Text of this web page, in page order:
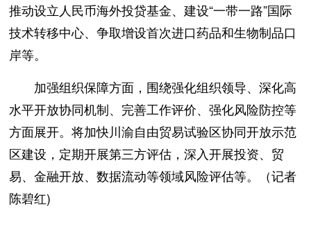
推动设立人民币海外投贷基金、建设“一带一路”国际
技术转移中心、争取增设首次进口药品和生物制品口
岸等。
加强组织保障方面，围绕强化组织领导、深化高
水平开放协同机制、完善工作评价、强化风险防控等
方面展开。将加快川渝自由贸易试验区协同开放示范
区建设，定期开展第三方评估，深入开展投资、贸
易、金融开放、数据流动等领域风险评估等。（记者
陈碧红)